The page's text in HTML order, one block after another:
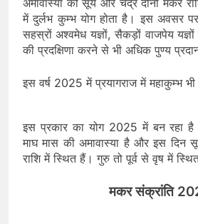
में दुर्लभ कुम्भ योग होता है। इस अवसर
सहस्रों अश्वमेध यज्ञों, सैकड़ों वाजपेय
की प्रदक्षिणा करने से भी अधिक पुण्य
इस वर्ष 2025 में प्रयागराज में महाकुम्भ
इस प्रकार का योग 2025 में बन रहा है
माघ मास की अमावास्या है और इस दिन
राशि में स्थित हैं। गुरु तो पूर्व से वृष में
मकर संक्रांति